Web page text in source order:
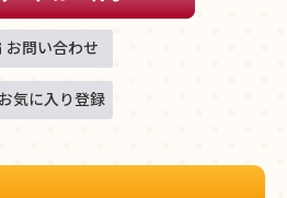
お問い合わせ
お気に入り登録